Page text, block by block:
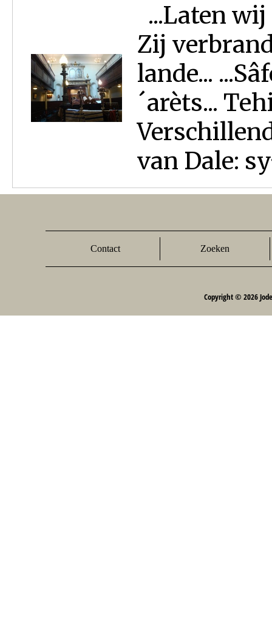
...Laten
Zij
lande...
´arèts...
van Dale:
Contact Zoeken
Copyright © 2026